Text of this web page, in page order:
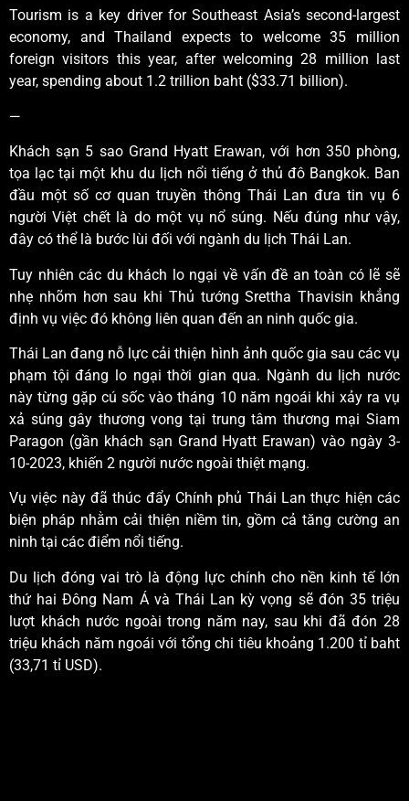
Tourism is a key driver for Southeast Asia’s second-largest
economy, and Thailand expects to welcome 35 million
foreign visitors this year, after welcoming 28 million last
year, spending about 1.2 trillion baht ($33.71 billion).
—
Khách sạn 5 sao Grand Hyatt Erawan, với hơn 350 phòng,
tọa lạc tại một khu du lịch nổi tiếng ở thủ đô Bangkok. Ban
đầu một số cơ quan truyền thông Thái Lan đưa tin vụ 6
người Việt chết là do một vụ nổ súng. Nếu đúng như vậy,
đây có thể là bước lùi đối với ngành du lịch Thái Lan.
Tuy nhiên các du khách lo ngại về vấn đề an toàn có lẽ sẽ
nhẹ nhõm hơn sau khi Thủ tướng Srettha Thavisin khẳng
định vụ việc đó không liên quan đến an ninh quốc gia.
Thái Lan đang nỗ lực cải thiện hình ảnh quốc gia sau các vụ
phạm tội đáng lo ngại thời gian qua. Ngành du lịch nước
này từng gặp cú sốc vào tháng 10 năm ngoái khi xảy ra vụ
xả súng gây thương vong tại trung tâm thương mại Siam
Paragon (gần khách sạn Grand Hyatt Erawan) vào ngày 3-
10-2023, khiến 2 người nước ngoài thiệt mạng.
Vụ việc này đã thúc đẩy Chính phủ Thái Lan thực hiện các
biện pháp nhằm cải thiện niềm tin, gồm cả tăng cường an
ninh tại các điểm nổi tiếng.
Du lịch đóng vai trò là động lực chính cho nền kinh tế lớn
thứ hai Đông Nam Á và Thái Lan kỳ vọng sẽ đón 35 triệu
lượt khách nước ngoài trong năm nay, sau khi đã đón 28
triệu khách năm ngoái với tổng chi tiêu khoảng 1.200 tỉ baht
(33,71 tỉ USD).